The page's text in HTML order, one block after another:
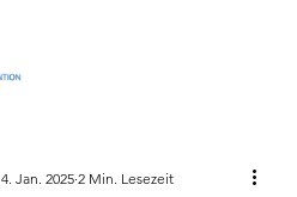
Jan. 2025 2 Min. Lesezeit